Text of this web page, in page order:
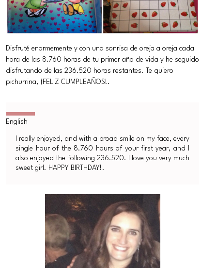
Disfruté enormemente y con una sonrisa de oreja a oreja cada
hora de las 8.760 horas de tu primer año de vida y he seguido
disfrutando de las 236.520 horas restantes. Te quiero
pichurrina, ¡FELIZ CUMPLEAÑOS!.
I really enjoyed, and with a broad smile on my face, every
single hour of the 8.760 hours of your first year, and I
also enjoyed the following 236.520. I love you very much
sweet girl. HAPPY BIRTHDAY!.